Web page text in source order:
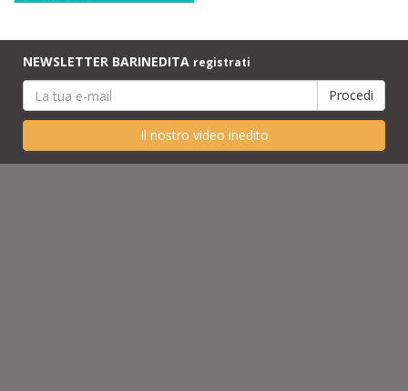
NEWSLETTER BARINEDITA registrati
Il nostro video inedito